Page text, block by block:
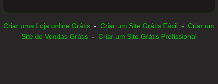
Criar uma Loja online Grátis - Criar um Site Grátis Fácil - Criar um
Site de Vendas Grátis - Criar um Site Grátis Profissional